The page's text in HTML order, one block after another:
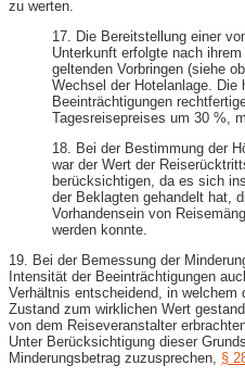
zu werten.
17. Die Bereitstellung einer
Unterkunft erfolgte nach
geltenden Vorbringen (siehe
Wechsel der Hotelanlage. Die
Beeinträchtigungen
Tagesreisepreises um 30 %,
18. Bei der Bestimmung der
war der Wert der
berücksichtigen, da es sich
der Beklagten gehandelt hat,
Vorhandensein von
werden konnte.
19. Bei der Bemessung der
Intensität der Beeinträchtigungen
Verhältnis entscheidend, in welchem
Zustand zum wirklichen Wert
von dem Reiseveranstalter
Unter Berücksichtigung dieser
Minderungsbetrag zuzusprechen, §